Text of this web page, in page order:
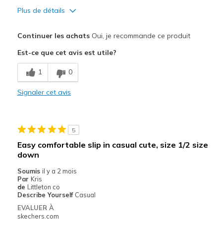
Plus de détails
Comfortable
Stylish
Casual Wear
Travel
Width
Feels true to width
Sizing
View On Shoes
Continuer les achatsOui, je recommande ce produit
Est-ce que cet avis est utile?
1 0
Signaler cet avis
5
Easy comfortable slip in casual cute, size 1/2 size
down
Soumis il y a 2 mois
Par Kris
de Littleton co
Describe Yourself Casual
EVALUER À
skechers.com